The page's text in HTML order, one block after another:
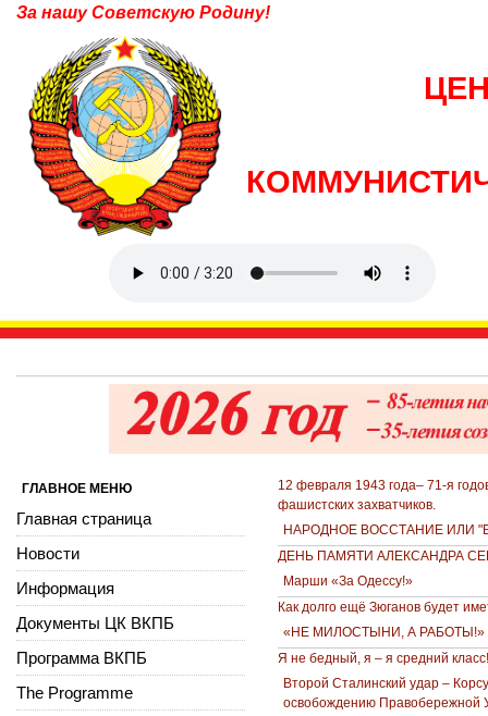
За нашу Советскую Родину!
12 февраля 1943 года– 71-я
фашистских захватчиков.
НАРОДНОЕ ВОССТАНИЕ ИЛИ
ДЕНЬ ПАМЯТИ АЛЕКСАНДРА
Марши «За Одессу!»
Как долго ещё Зюганов будет
«НЕ МИЛОСТЫНИ, А РАБОТЫ!»
Я не бедный, я – я средний класс!
Второй Cталинский удар –
освобождению Правобережной
ГЛАВНОЕ МЕНЮ
Главная страница
Новости
Информация
Документы ЦК ВКПБ
Программа ВКПБ
The Programme